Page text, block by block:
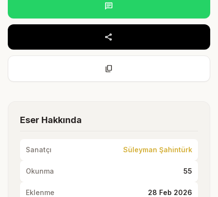
chat
share
content_copy
Eser Hakkında
Sanatçı Süleyman Şahintürk
Okunma 55
Eklenme 28 Feb 2026